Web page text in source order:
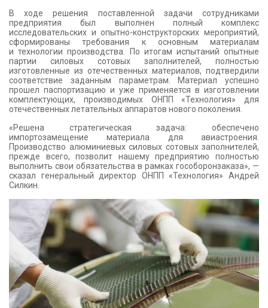
В ходе решения поставленной задачи сотрудниками
предприятия был выполнен полный комплекс
исследовательских и опытно-конструкторских мероприятий,
сформированы требования к основным материалам
и технологии производства. По итогам испытаний опытные
партии силовых сотовых заполнителей, полностью
изготовленные из отечественных материалов, подтвердили
соответствие заданным параметрам. Материал успешно
прошел паспортизацию и уже применяется в изготовлении
комплектующих, производимых ОНПП «Технология» для
отечественных летательных аппаратов нового поколения.
«Решена стратегическая задача: обеспечено
импортозамещение материала для авиастроения.
Производство алюминиевых силовых сотовых заполнителей,
прежде всего, позволит нашему предприятию полностью
выполнить свои обязательства в рамках гособоронзаказа», —
сказал генеральный директор ОНПП «Технология» Андрей
Силкин.